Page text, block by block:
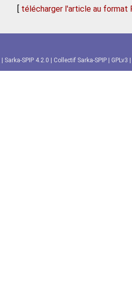
[ télécharger l'article au format
Sarka-SPIP 4.2.0 Collectif Sarka-SPIP GPLv3